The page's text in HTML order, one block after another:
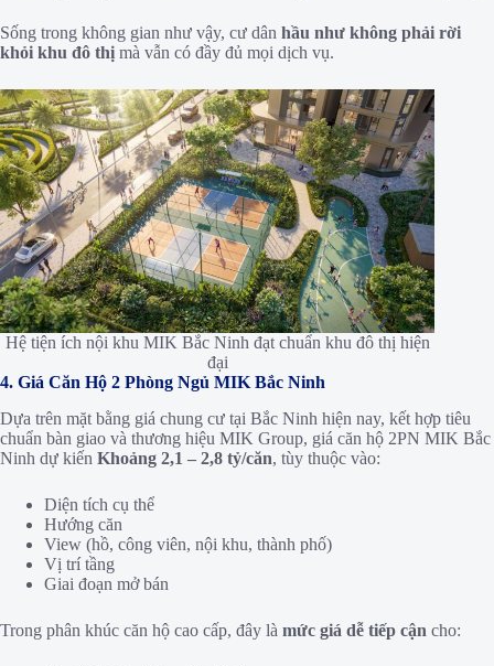
Sống trong không gian như vậy, cư dân hầu như không phải rời
khỏi khu đô thị mà vẫn có đầy đủ mọi dịch vụ.
Hệ tiện ích nội khu MIK Bắc Ninh đạt chuẩn khu đô thị hiện
đại
4. Giá Căn Hộ 2 Phòng Ngủ MIK Bắc Ninh
Dựa trên mặt bằng giá chung cư tại Bắc Ninh hiện nay, kết hợp tiêu
chuẩn bàn giao và thương hiệu MIK Group, giá căn hộ 2PN MIK Bắc
Ninh dự kiến Khoảng 2,1 – 2,8 tỷ/căn, tùy thuộc vào:
Diện tích cụ thể
Hướng căn
View (hồ, công viên, nội khu, thành phố)
Vị trí tầng
Giai đoạn mở bán
Trong phân khúc căn hộ cao cấp, đây là mức giá dễ tiếp cận cho: